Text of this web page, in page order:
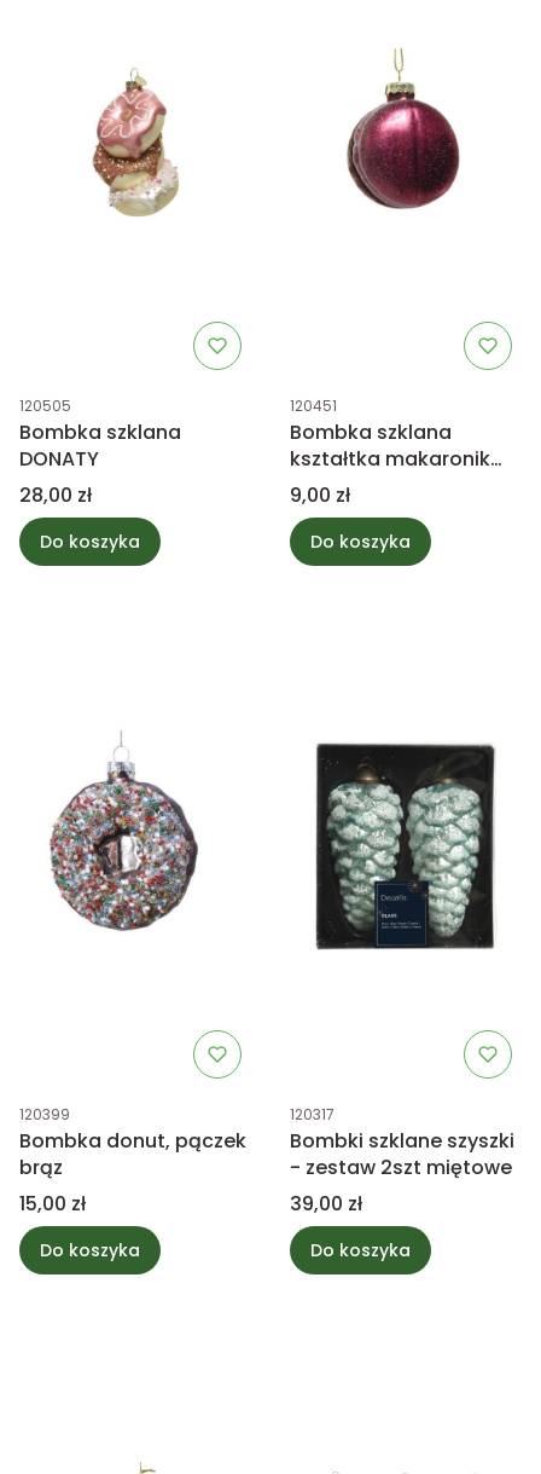
Kod produktu
120505
Bombka szklana
DONATY
Cena
28,00 zł
Do koszyka
Kod produktu
120451
Bombka szklana
kształtka makaronik
ciemny różowy
Cena
9,00 zł
Do koszyka
Kod produktu
120399
Bombka donut, pączek
brąz
Cena
15,00 zł
Do koszyka
Kod produktu
120317
Bombki szklane szyszki
- zestaw 2szt miętowe
Cena
39,00 zł
Do koszyka